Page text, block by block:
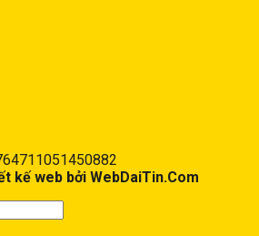
kế web bởi WebDaiTin.Com